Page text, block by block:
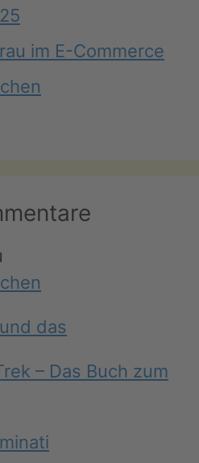
im E-Commerce
das
– Das Buch zum